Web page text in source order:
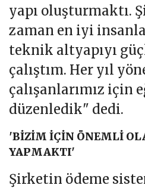
yapı oluşturmaktı.
zaman en iyi
teknik altyapıyı
çalıştım. Her yıl
çalışanlarımız için
düzenledik" dedi.
'BİZİM İÇİN ÖNEMLİ
YAPMAKTI'
Şirketin ödeme